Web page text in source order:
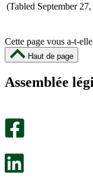
(Tabled September
Cette page vous a-t-
Haut de page
Assemblée